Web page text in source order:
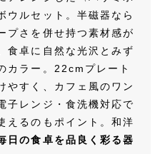
ウルセット。半磁器なら
プさを併せ持つ素材感が
食卓に自然な光沢とみず
カラー。22cmプレート
やすく、カフェ風のワン
子レンジ・食洗機対応で
えるのもポイント。和洋
日の食卓を品良く彩る器